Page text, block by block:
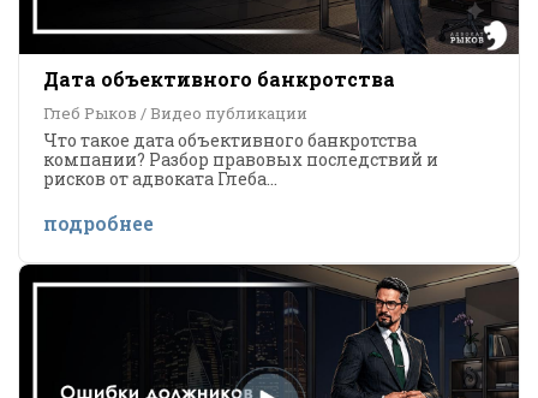
Дата объективного банкротства
Глеб Рыков / Видео публикации
Что такое дата объективного банкротства
компании? Разбор правовых последствий и
рисков от адвоката Глеба...
подробнее